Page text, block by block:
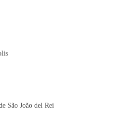
São João del Rei